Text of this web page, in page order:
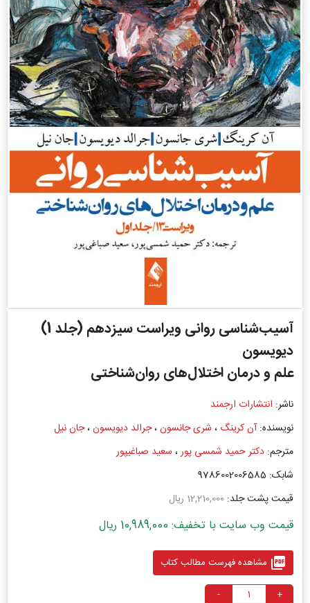
آسیب‌شناسی روانی ویراست سیزدهم (جلد 1)
دیویسون
علم و درمان اختلال‌های روان‌شناختی
ناشر: انتشارات ارجمند
نویسنده:آن کرینگ ، شری جانسون،جرالد دیویسون،جان نیل
مترجم: دکتر حمید شمسی ‌پور، سعید صباغیپور
شابک: 9786002006585
قیمت پشت جلد: 12,210,000 ریال
قیمت وب سایت با تخفیف: 10,989,000 ریال
picture_as_pdf مشاهده فهرست مطالب کتاب
+
-